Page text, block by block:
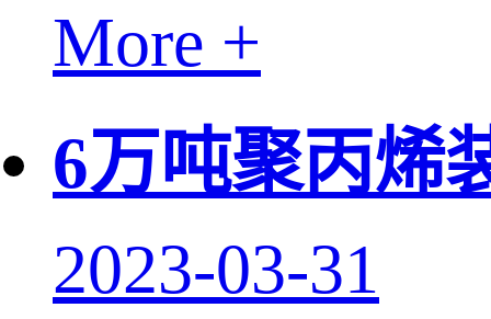
More +
6万吨聚丙烯
2023-03-31